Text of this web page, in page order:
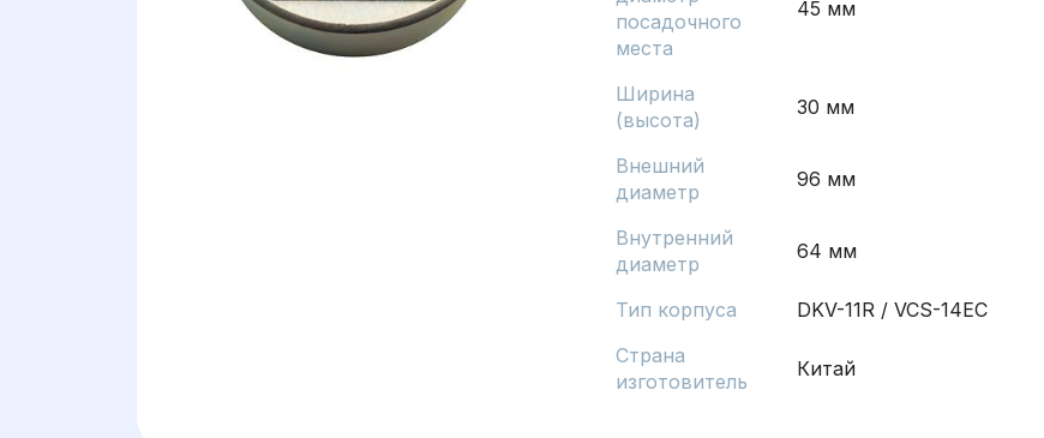
посадочного
места
45 мм
Ширина
(высота)
30 мм
Внешний
диаметр
96 мм
Внутренний
диаметр
64 мм
Тип корпуса
DKV-11R / VCS-14EC
Страна
изготовитель
Китай